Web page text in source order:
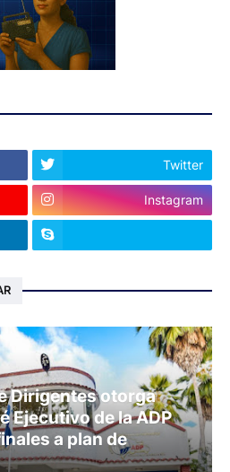
Twitter
Instagram
Dirigentes otorga
Ejecutivo de la ADP
a plan de